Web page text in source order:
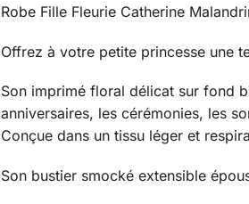
Robe Fille Fleurie Catherine
Offrez à votre petite princesse une
Son imprimé floral délicat sur fond
anniversaires, les cérémonies, les
Conçue dans un tissu léger et
Son bustier smocké extensible